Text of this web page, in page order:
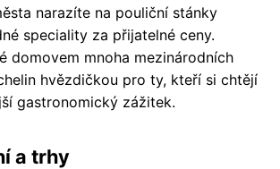
narazíte na pouliční stánky
speciality za přijatelné ceny.
domovem mnoha mezinárodních
hvězdičkou pro ty, kteří si chtějí
gastronomický zážitek.
a trhy